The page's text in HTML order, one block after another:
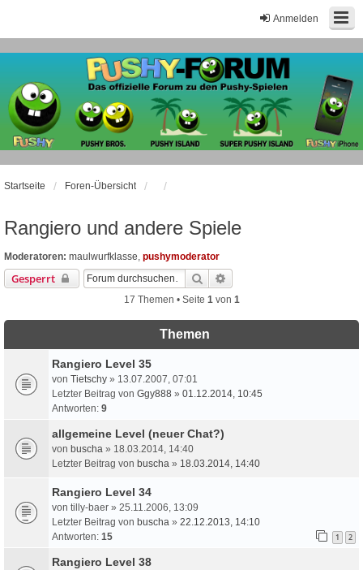
Anmelden
Startseite Foren-Übersicht
Rangiero und andere Spiele
Moderatoren: maulwurfklasse, pushymoderator
Gesperrt Suche
17 Themen • Seite 1von 1
Themen
Rangiero Level 35
von Tietschy » 13.07.2007, 07:01
Letzter Beitrag von Ggy888 » 01.12.2014, 10:45
Antworten: 9
allgemeine Level (neuer Chat?)
von buscha » 18.03.2014, 14:40
Letzter Beitrag von buscha » 18.03.2014, 14:40
Rangiero Level 34
von tilly-baer » 25.11.2006, 13:09
Letzter Beitrag von buscha » 22.12.2013, 14:10
Antworten: 15 1 2
Rangiero Level 38